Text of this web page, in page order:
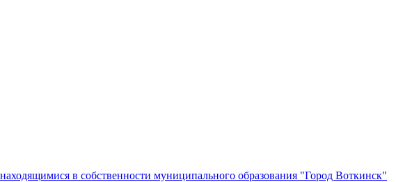
в собственности муниципального образования "Город Воткинск"